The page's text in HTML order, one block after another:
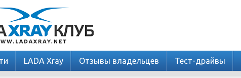
LADA Xray Отзывы владельцев Тест-драйвы